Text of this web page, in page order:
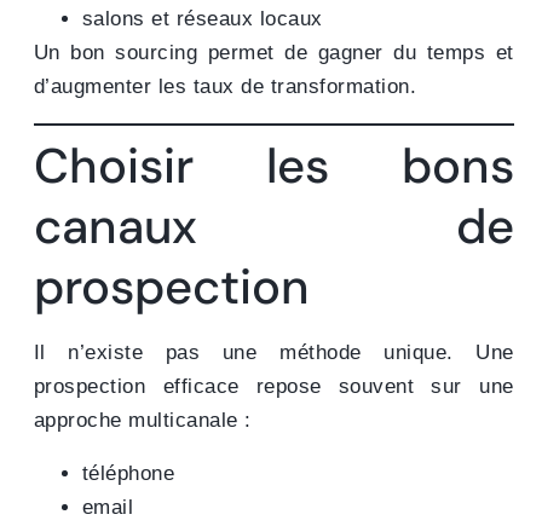
salons et réseaux locaux
Un bon sourcing permet de gagner du temps et
d’augmenter les taux de transformation.
Choisir les bons
canaux de
prospection
Il n’existe pas une méthode unique. Une
prospection efficace repose souvent sur une
approche multicanale :
téléphone
email